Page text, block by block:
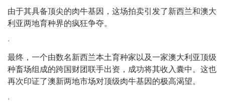
由于其具备顶尖的肉牛基因，这场拍卖引发了新西兰和澳大
利亚两地育种界的疯狂争夺。
·
最终，一个由数名新西兰本土育种家以及一家澳大利亚顶级
种畜场组成的跨国财团联手出资，成功将其收入囊中。这也
再次印证了澳新两地市场对顶级肉牛基因的极高渴望。
·